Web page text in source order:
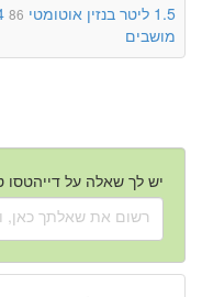
1.5 ליטר בנזין אוטומטי 86 כ"ס
מושבים
יש לך שאלה על דייהטסו טריוס 1997 - 2006